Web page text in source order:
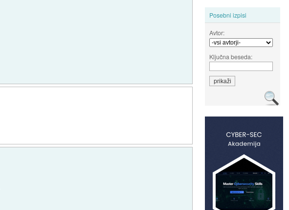
Posebni izpisi
Avtor:
Ključna beseda: